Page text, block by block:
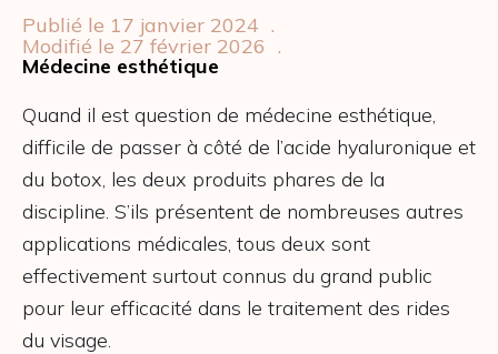
Publié le 17 janvier 2024 .
Modifié le 27 février 2026 .
Médecine esthétique
Quand il est question de médecine esthétique,
difficile de passer à côté de l’acide hyaluronique et
du botox, les deux produits phares de la
discipline. S’ils présentent de nombreuses autres
applications médicales, tous deux sont
effectivement surtout connus du grand public
pour leur efficacité dans le traitement des rides
du visage.